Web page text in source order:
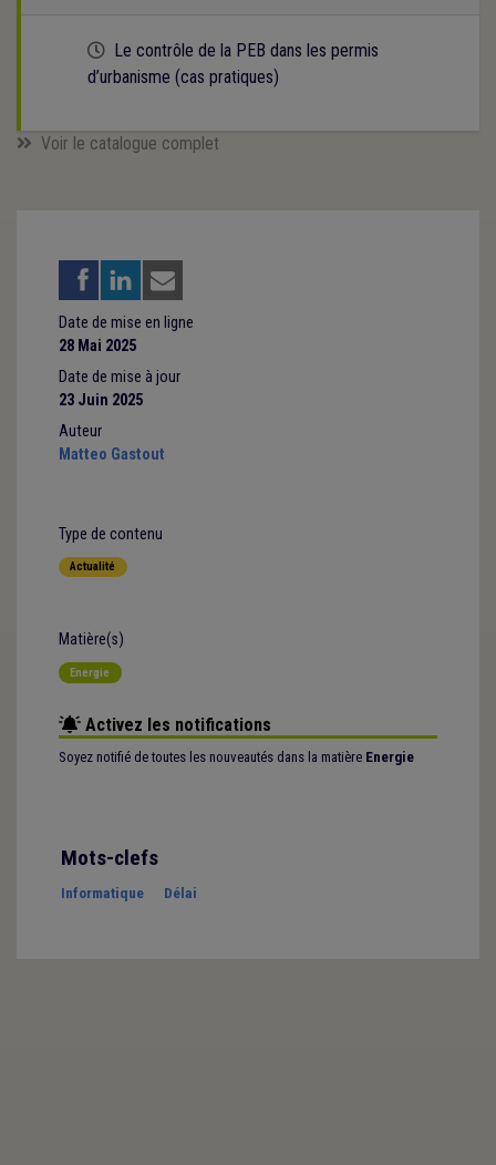
Cette formation est programmée
Le contrôle de la PEB dans les permis
d’urbanisme (cas pratiques)
Voir le catalogue complet
Date de mise en ligne
28 Mai 2025
Date de mise à jour
23 Juin 2025
Auteur
Matteo Gastout
Type de contenu
Actualité
Matière(s)
Energie
Activez les notifications
Soyez notifié de toutes les nouveautés dans la matière Energie
Mots-clefs
Informatique Délai